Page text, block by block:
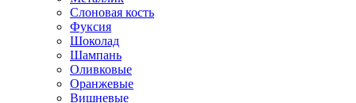
Слоновая кость
Фуксия
Шоколад
Шампань
Оливковые
Оранжевые
Вишневые